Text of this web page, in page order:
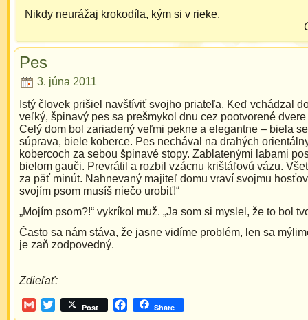
Nikdy neurážaj krokodíla, kým si v rieke.
Pes
3. júna 2011
Istý človek prišiel navštíviť svojho priateľa. Keď vchádzal
veľký, špinavý pes sa prešmykol dnu cez pootvorené
Celý dom bol zariadený veľmi pekne a elegantne – biela
súprava, biele koberce. Pes nechával na drahých
kobercoch za sebou špinavé stopy. Zablatenými labami
bielom gauči. Prevrátil a rozbil vzácnu krištáľovú vázu.
za päť minút. Nahnevaný majiteľ domu vraví svojmu
svojím psom musíš niečo urobiť!“
„Mojím psom?!“ vykríkol muž. „Ja som si myslel, že to bol
Často sa nám stáva, že jasne vidíme problém, len sa
je zaň zodpovedný.
Zdieľať:
GmailTwitterPost Facebook
Share